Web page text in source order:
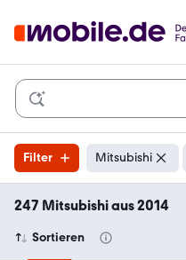
Filter Mitsubishi
247 Mitsubishi aus 2014
Sortieren